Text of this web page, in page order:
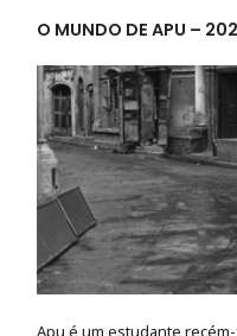
O MUNDO DE APU –
Apu é um estudante